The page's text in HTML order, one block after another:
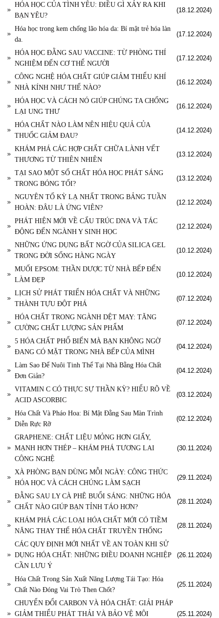
HÓA HỌC CỦA TÌNH YÊU: ĐIỀU GÌ XẢY RA KHI
BẠN YÊU?
(18.12.2024)
Hóa học trong kem chống lão hóa da: Bí mật trẻ hóa làn
da.
(17.12.2024)
HÓA HỌC ĐẰNG SAU VACCINE: TỪ PHÒNG THÍ
NGHIỆM ĐẾN CƠ THỂ NGƯỜI
(17.12.2024)
CÔNG NGHỆ HÓA CHẤT GIÚP GIẢM THIỂU KHÍ
NHÀ KÍNH NHƯ THẾ NÀO?
(16.12.2024)
HÓA HỌC VÀ CÁCH NÓ GIÚP CHÚNG TA CHỐNG
LẠI UNG THƯ
(16.12.2024)
HÓA CHẤT NÀO LÀM NÊN HIỆU QUẢ CỦA
THUỐC GIẢM ĐAU?
(14.12.2024)
KHÁM PHÁ CÁC HỢP CHẤT CHỮA LÀNH VẾT
THƯƠNG TỪ THIÊN NHIÊN
(13.12.2024)
TẠI SAO MỘT SỐ CHẤT HÓA HỌC PHÁT SÁNG
TRONG BÓNG TỐI?
(13.12.2024)
NGUYÊN TỐ KỲ LẠ NHẤT TRONG BẢNG TUẦN
HOÀN: ĐÂU LÀ ỨNG VIÊN?
(12.12.2024)
PHÁT HIỆN MỚI VỀ CẤU TRÚC DNA VÀ TÁC
ĐỘNG ĐẾN NGÀNH Y SINH HỌC
(12.12.2024)
NHỮNG ỨNG DỤNG BẤT NGỜ CỦA SILICA GEL
TRONG ĐỜI SỐNG HÀNG NGÀY
(10.12.2024)
MUỐI EPSOM: THẦN DƯỢC TỪ NHÀ BẾP ĐẾN
LÀM ĐẸP
(10.12.2024)
LỊCH SỬ PHÁT TRIỂN HÓA CHẤT VÀ NHỮNG
THÀNH TỰU ĐỘT PHÁ
(07.12.2024)
HÓA CHẤT TRONG NGÀNH DỆT MAY: TĂNG
CƯỜNG CHẤT LƯỢNG SẢN PHẨM
(07.12.2024)
5 HÓA CHẤT PHỔ BIẾN MÀ BẠN KHÔNG NGỜ
ĐANG CÓ MẶT TRONG NHÀ BẾP CỦA MÌNH
(04.12.2024)
Làm Sao Để Nuôi Tinh Thể Tại Nhà Bằng Hóa Chất
Đơn Giản?
(04.12.2024)
VITAMIN C CÓ THỰC SỰ THẦN KỲ? HIỂU RÕ VỀ
ACID ASCORBIC
(03.12.2024)
Hóa Chất Và Pháo Hoa: Bí Mật Đằng Sau Màn Trình
Diễn Rực Rỡ
(02.12.2024)
GRAPHENE: CHẤT LIỆU MỎNG HƠN GIẤY,
MẠNH HƠN THÉP – KHÁM PHÁ TƯƠNG LAI
CÔNG NGHỆ
(30.11.2024)
XÀ PHÒNG BẠN DÙNG MỖI NGÀY: CÔNG THỨC
HÓA HỌC VÀ CÁCH CHÚNG LÀM SẠCH
(29.11.2024)
ĐẰNG SAU LY CÀ PHÊ BUỔI SÁNG: NHỮNG HÓA
CHẤT NÀO GIÚP BẠN TỈNH TÁO HƠN?
(28.11.2024)
KHÁM PHÁ CÁC LOẠI HÓA CHẤT MỚI CÓ TIỀM
NĂNG THAY THẾ HÓA CHẤT TRUYỀN THỐNG
(28.11.2024)
CÁC QUY ĐỊNH MỚI NHẤT VỀ AN TOÀN KHI SỬ
DỤNG HÓA CHẤT: NHỮNG ĐIỀU DOANH NGHIỆP
CẦN LƯU Ý
(26.11.2024)
Hóa Chất Trong Sản Xuất Năng Lượng Tái Tạo: Hóa
Chất Nào Đóng Vai Trò Then Chốt?
(25.11.2024)
CHUYỂN ĐỔI CARBON VÀ HÓA CHẤT: GIẢI PHÁP
GIẢM THIỂU PHÁT THẢI VÀ BẢO VỆ MÔI
(25.11.2024)